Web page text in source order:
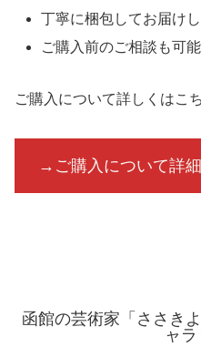
丁寧に梱包してお届けし
ご購入前のご相談も可能
ご購入について詳しくはこ
→ご購入について詳
函館の芸術家「ささき
ャ